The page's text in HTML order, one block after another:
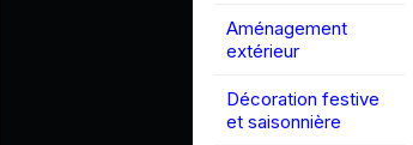
Aménagement
extérieur
Décoration festive
et saisonnière